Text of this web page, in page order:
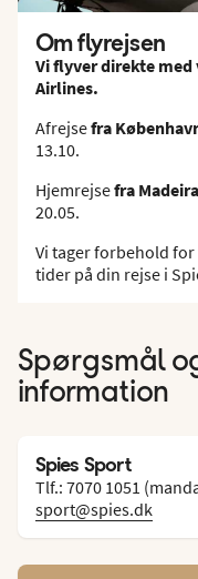
Om flyrejsen
Vi flyver direkte med
Airlines.
Afrejsefra
13.10.
Hjemrejsefra Madeira
20.05.
Vi tager forbehold
tider på din rejse i
Spørgsmål
information
Spies Sport
Tlf.: 7070 1051
sport@spies.dk